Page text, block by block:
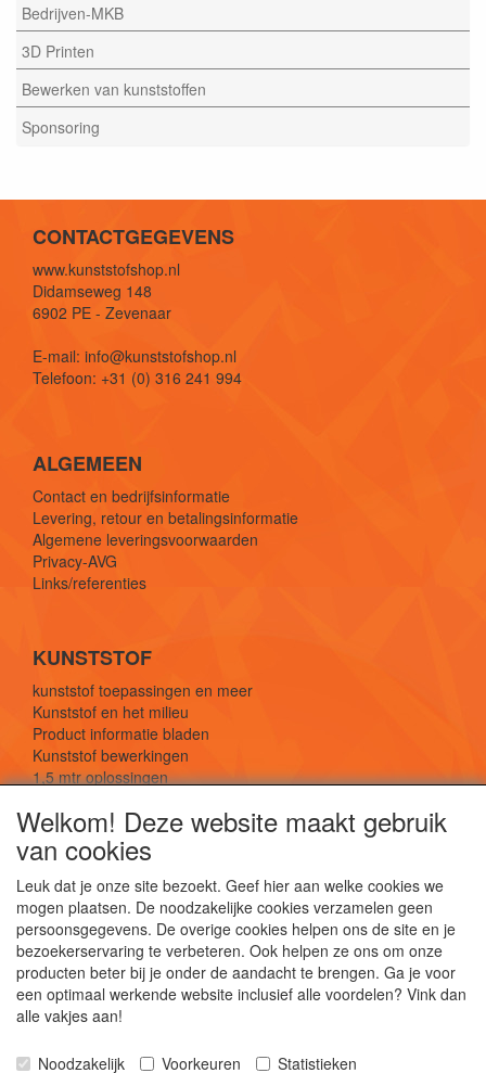
Bedrijven-MKB
3D Printen
Bewerken van kunststoffen
Sponsoring
CONTACTGEGEVENS
www.kunststofshop.nl
Didamseweg 148
6902 PE - Zevenaar
E-mail: info@kunststofshop.nl
Telefoon: +31 (0) 316 241 994
ALGEMEEN
Contact en bedrijfsinformatie
Levering, retour en betalingsinformatie
Algemene leveringsvoorwaarden
Privacy-AVG
Links/referenties
KUNSTSTOF
kunststof toepassingen en meer
Kunststof en het milieu
Product informatie bladen
Kunststof bewerkingen
1,5 mtr oplossingen
SOCIALE MEDIA
De webshop voor kunststof platen, folies, buizen
Kunststof bewerkingen, productontwerp en
Welkom! Deze website maakt gebruik
van cookies
Leuk dat je onze site bezoekt. Geef hier aan welke cookies we
mogen plaatsen. De noodzakelijke cookies verzamelen geen
persoonsgegevens. De overige cookies helpen ons de site en je
bezoekerservaring te verbeteren. Ook helpen ze ons om onze
producten beter bij je onder de aandacht te brengen. Ga je voor
een optimaal werkende website inclusief alle voordelen? Vink dan
alle vakjes aan!
Noodzakelijk Voorkeuren Statistieken